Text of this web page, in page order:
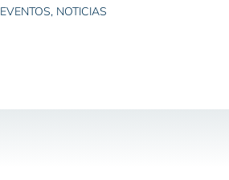
EVENTOS, NOTICIAS